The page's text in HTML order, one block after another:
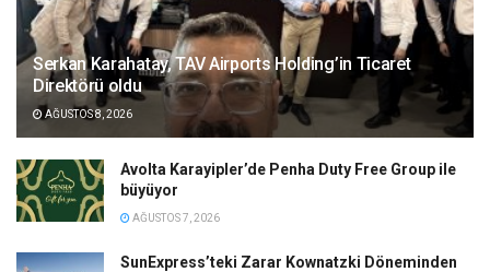
Serkan Karahatay, TAV Airports Holding’in Ticaret
Direktörü oldu
AĞUSTOS 8, 2026
Avolta Karayipler’de Penha Duty Free Group ile
büyüyor
AĞUSTOS 7, 2026
SunExpress’teki Zarar Kownatzki Döneminden